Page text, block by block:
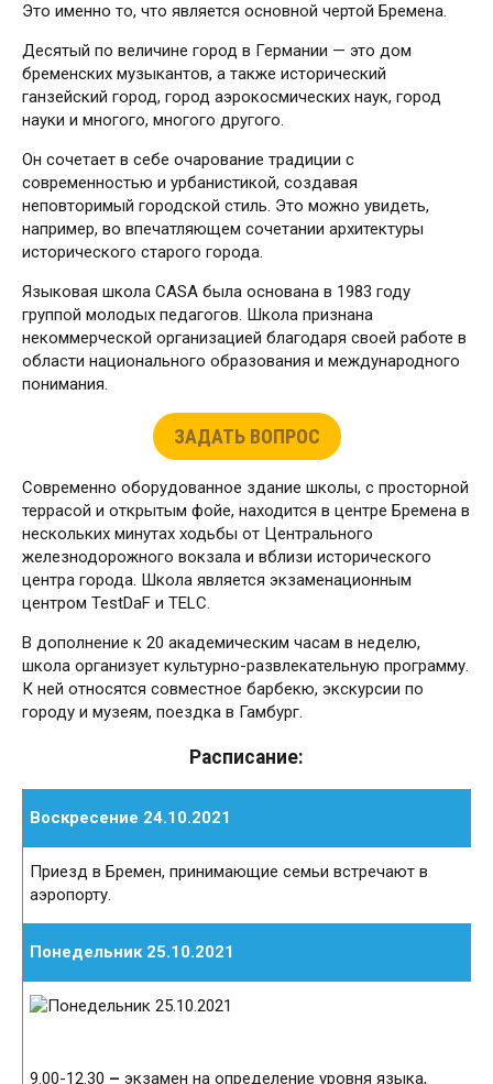
Это именно то, что является основной чертой Бремена.
Десятый по величине город в Германии — это дом
бременских музыкантов, а также исторический
ганзейский город, город аэрокосмических наук, город
науки и многого, многого другого.
Он сочетает в себе очарование традиции с
современностью и урбанистикой, создавая
неповторимый городской стиль. Это можно увидеть,
например, во впечатляющем сочетании архитектуры
исторического старого города.
Языковая школа CASA была основана в 1983 году
группой молодых педагогов. Школа признана
некоммерческой организацией благодаря своей работе в
области национального образования и международного
понимания.
ЗАДАТЬ ВОПРОС
Современно оборудованное здание школы, с просторной
террасой и открытым фойе, находится в центре Бремена в
нескольких минутах ходьбы от Центрального
железнодорожного вокзала и вблизи исторического
центра города. Школа является экзаменационным
центром TestDaF и TELC.
В дополнение к 20 академическим часам в неделю,
школа организует культурно-развлекательную программу.
К ней относятся совместное барбекю, экскурсии по
городу и музеям, поездка в Гамбург.
Расписание:
Воскресение 24.10.2021
Приезд в Бремен, принимающие семьи встречают в
аэропорту.
Понедельник 25.10.2021
9.00-12.30 ­­ – экзамен на определение уровня языка,